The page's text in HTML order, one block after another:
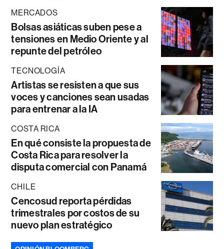
MERCADOS
Bolsas asiáticas suben pese a
tensiones en Medio Oriente y al
repunte del petróleo
TECNOLOGÍA
Artistas se resisten a que sus
voces y canciones sean usadas
para entrenar a la IA
COSTA RICA
En qué consiste la propuesta de
Costa Rica para resolver la
disputa comercial con Panamá
CHILE
Cencosud reporta pérdidas
trimestrales por costos de su
nuevo plan estratégico